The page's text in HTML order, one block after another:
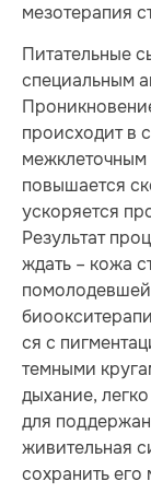
мезотерапия
Пи­та­тель­ные
специальным
происходит в
межклеточным
повышается
ускоряется
Результат
ждать – кожа
ся с
темными
дыхание,
для
живительная
сохранить его